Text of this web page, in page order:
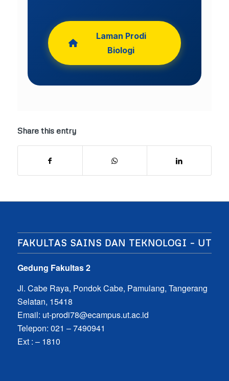
Laman Prodi
Biologi
Share this entry
FAKULTAS SAINS DAN TEKNOLOGI – UT
Gedung Fakultas 2
Jl. Cabe Raya, Pondok Cabe, Pamulang, Tangerang
Selatan, 15418
Email: ut-prodi78@ecampus.ut.ac.id
Telepon: 021 – 7490941
Ext : – 1810